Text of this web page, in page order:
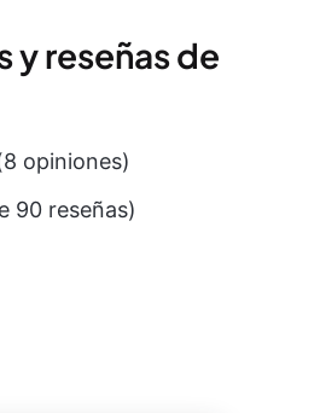
y reseñas de
opiniones)
90 reseñas)